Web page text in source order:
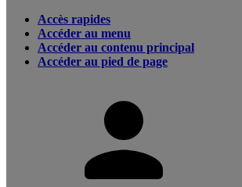
Accès rapides
Accéder au menu
Accéder au contenu principal
Accéder au pied de page